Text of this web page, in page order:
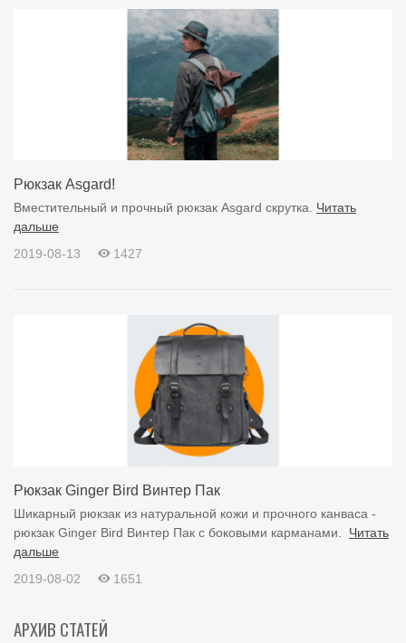
Рюкзак Asgard!
Вместительный и прочный рюкзак Asgard скрутка.
Читать
дальше
2019-08-13
1427
Рюкзак Ginger Bird Винтер Пак
Шикарный рюкзак из натуральной кожи и прочного канваса -
рюкзак Ginger Bird Винтер Пак с боковыми карманами.
Читать
дальше
2019-08-02
1651
АРХИВ СТАТЕЙ